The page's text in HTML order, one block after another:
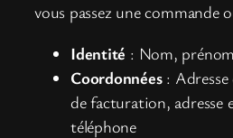
vous passez une commande
Identité : Nom, prénom
Coordonnées :
de facturation, adresse
téléphone